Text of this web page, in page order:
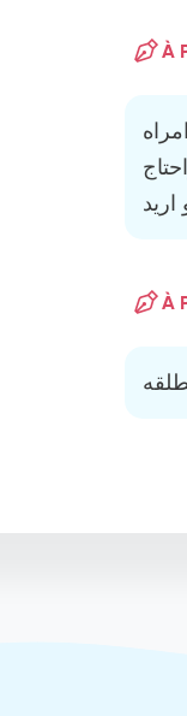
À
أنا امرأه مطلقه معي طفلين ادرس تخصص مضمده عمري ٢٥ امراه
À